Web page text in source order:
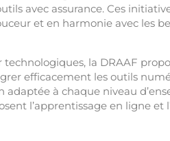
avec assurance. Ces
et en harmonie avec les
technologiques, la DRAAF
efficacement les outils
à chaque niveau
l’apprentissage en ligne et